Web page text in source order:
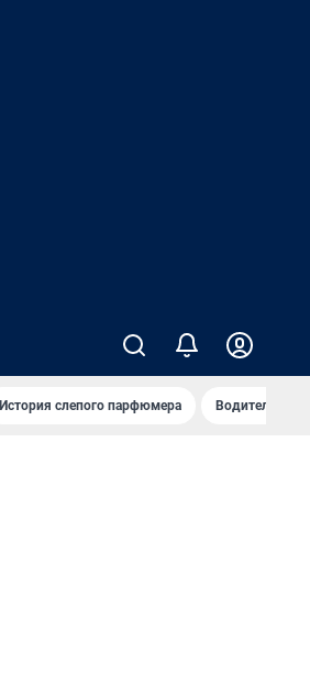
История слепого парфюмера Водители